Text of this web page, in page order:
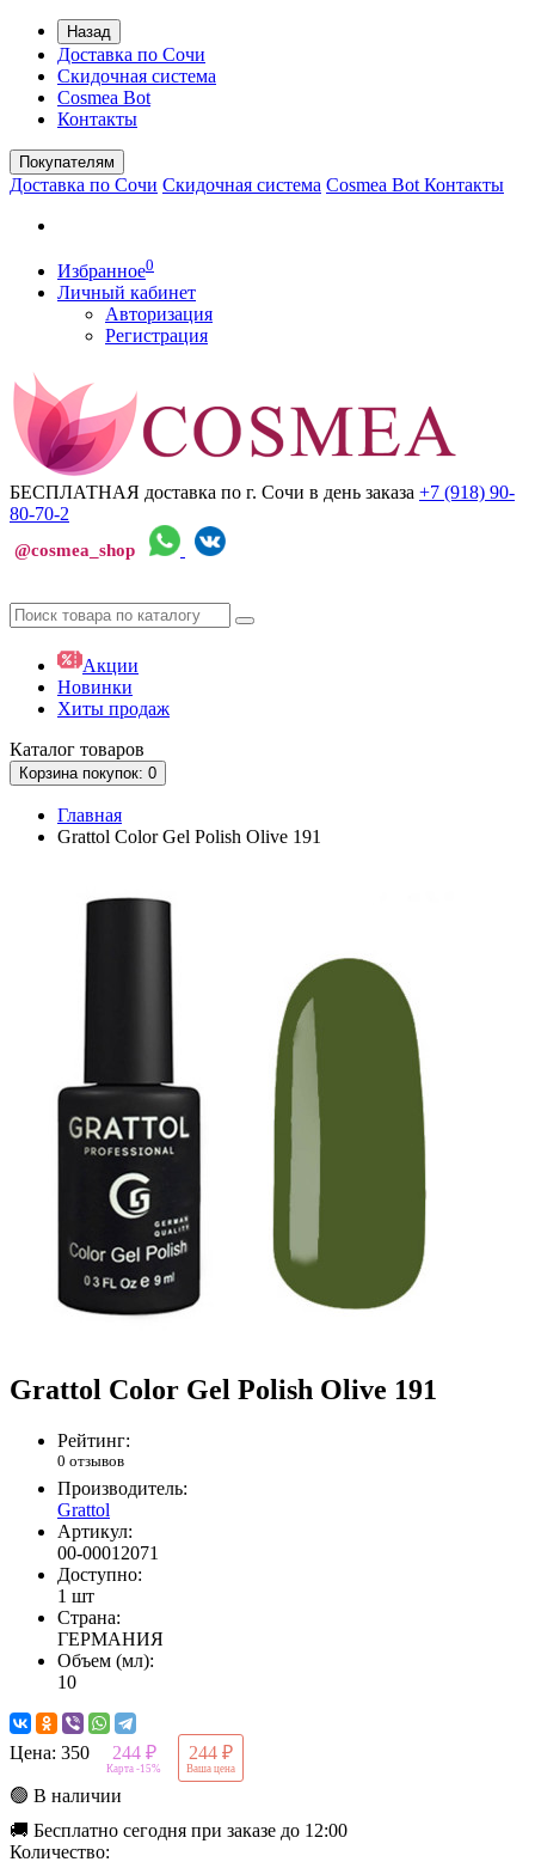
Назад
Доставка по Сочи
Скидочная система
Cosmea Bot
Контакты
Покупателям
Доставка по Сочи Скидочная система Cosmea Bot Контакты
Избранное0
Личный кабинет
Авторизация
Регистрация
БЕСПЛАТНАЯ доставка по г. Сочи в день заказа +7 (918) 90-
80-70-2
@cosmea_shop
Акции
Новинки
Хиты продаж
Каталог товаров
Корзинапокупок: 0
Главная
Grattol Color Gel Polish Olive 191
Grattol Color Gel Polish Olive 191
Рейтинг:
0 отзывов
Производитель:
Grattol
Артикул:
00-00012071
Доступно:
1 шт
Страна:
ГЕРМАНИЯ
Объем (мл):
10
Цена: 350 244 ₽
Карта -15%
244 ₽
Ваша цена
🟢 В наличии
🚚 Бесплатно сегодня при заказе до 12:00
Количество: